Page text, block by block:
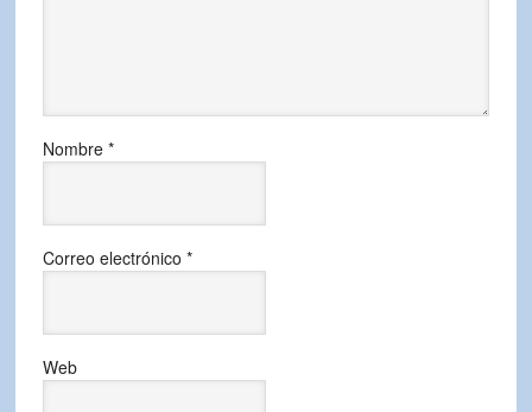
Nombre *
Correo electrónico *
Web